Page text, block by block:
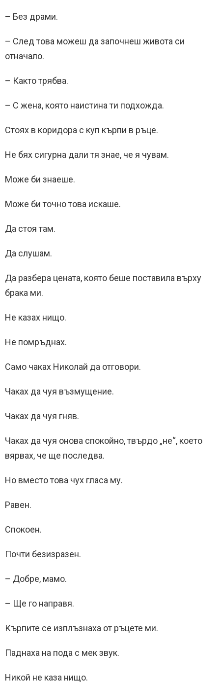
– Без драми.
– След това можеш да започнеш живота си
отначало.
– Както трябва.
– С жена, която наистина ти подхожда.
Стоях в коридора с куп кърпи в ръце.
Не бях сигурна дали тя знае, че я чувам.
Може би знаеше.
Може би точно това искаше.
Да стоя там.
Да слушам.
Да разбера цената, която беше поставила върху
брака ми.
Не казах нищо.
Не помръднах.
Само чаках Николай да отговори.
Чаках да чуя възмущение.
Чаках да чуя гняв.
Чаках да чуя онова спокойно, твърдо „не“, което
вярвах, че ще последва.
Но вместо това чух гласа му.
Равен.
Спокоен.
Почти безизразен.
– Добре, мамо.
– Ще го направя.
Кърпите се изплъзнаха от ръцете ми.
Паднаха на пода с мек звук.
Никой не каза нищо.